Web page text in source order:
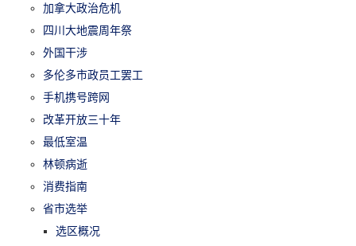
加拿大政治危机
四川大地震周年祭
外国干涉
多伦多市政员工罢工
手机携号跨网
改革开放三十年
最低室温
林顿病逝
消费指南
省市选举
选区概况